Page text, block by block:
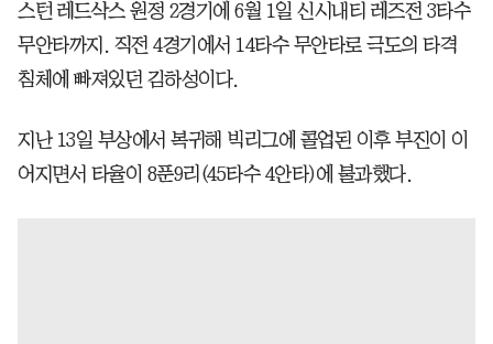
스턴 레드삭스 원정 2경기에 6월 1일 신시내티 레즈전 3타수
무안타까지. 직전 4경기에서 14타수 무안타로 극도의 타격
침체에 빠져있던 김하성이다.
지난 13일 부상에서 복귀해 빅리그에 콜업된 이후 부진이 이
어지면서 타율이 8푼9리(45타수 4안타)에 불과했다.